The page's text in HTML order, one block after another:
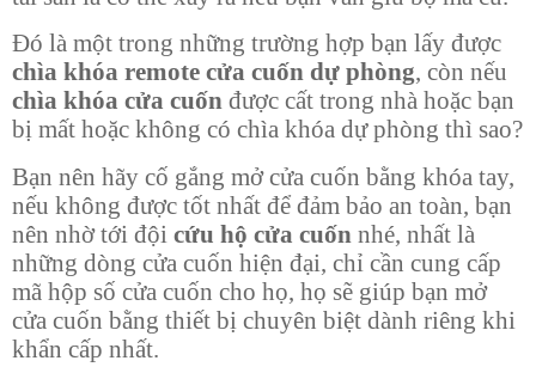
Đó là một trong những trường hợp bạn lấy được
chìa khóa remote cửa cuốn dự phòng, còn nếu
chìa khóa cửa cuốn được cất trong nhà hoặc bạn
bị mất hoặc không có chìa khóa dự phòng thì sao?
Bạn nên hãy cố gắng mở cửa cuốn bằng khóa tay,
nếu không được tốt nhất để đảm bảo an toàn, bạn
nên nhờ tới đội cứu hộ cửa cuốn nhé, nhất là
những dòng cửa cuốn hiện đại, chỉ cần cung cấp
mã hộp số cửa cuốn cho họ, họ sẽ giúp bạn mở
cửa cuốn bằng thiết bị chuyên biệt dành riêng khi
khẩn cấp nhất.